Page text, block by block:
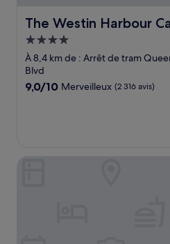
The Westin Harbour
The Westin Harbour Castle,
Hébergement
4.0 étoiles
À 8,4 km de : Arrêt de tram
Blvd
9.0
9,0/10 Merveilleux (2 316 avis)